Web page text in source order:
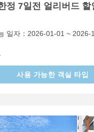
정 7일전 얼리버드 할
일자：2026-01-01 ~ 2026-
사용 가능한 객실 타입